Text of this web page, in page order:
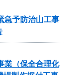
予防治山工事
業（保全合理化